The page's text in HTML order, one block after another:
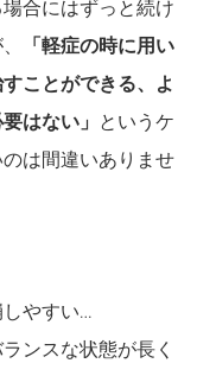
合にはずっと続け
「軽症の時に用い
ことができる、よ
はない」 というケ
は間違いありませ
やすい…
ンスな状態が長く